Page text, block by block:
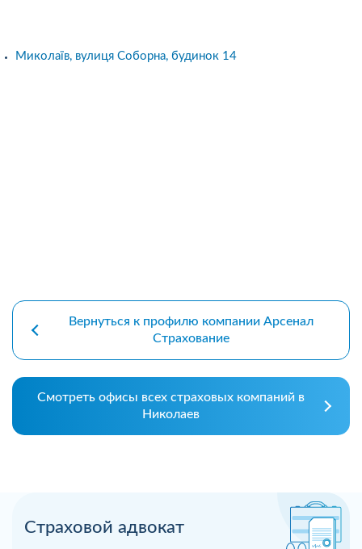
Страховой адвокат
Миколаїв, вулиця Соборна, будинок 14
Вернуться к профилю компании Арсенал
Страхование
Смотреть офисы всех страховых компаний в
Николаев